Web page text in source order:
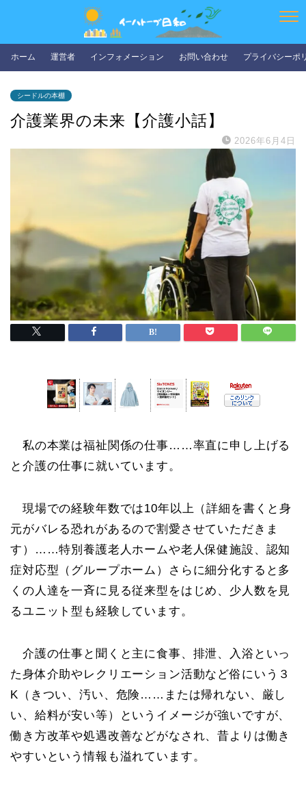
ホーム 運営者 インフォメーション お問い合わせ プライバシーポ
シードルの本棚
介護業界の未来【介護小話】
2026年6月4日
私の本業は福祉関係の仕事……率直に申し上げる
と介護の仕事に就いています。
現場での経験年数では10年以上（詳細を書くと身
元がバレる恐れがあるので割愛させていただきま
す）……特別養護老人ホームや老人保健施設、認知
症対応型（グループホーム）さらに細分化すると多
くの人達を一斉に見る従来型をはじめ、少人数を見
るユニット型も経験しています。
介護の仕事と聞くと主に食事、排泄、入浴といっ
た身体介助やレクリエーション活動など俗にいう３
K（きつい、汚い、危険……または帰れない、厳し
い、給料が安い等）というイメージが強いですが、
働き方改革や処遇改善などがなされ、昔よりは働き
やすいという情報も溢れています。